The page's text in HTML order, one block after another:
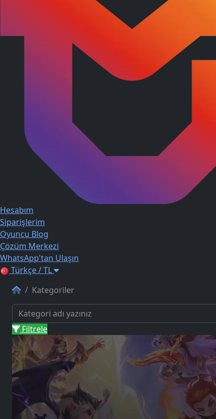
Hesabım
Siparişlerim
Oyuncu Blog
Çözüm Merkezi
WhatsApp'tan Ulaşın
Türkçe / TL
Kategoriler
Filtrele